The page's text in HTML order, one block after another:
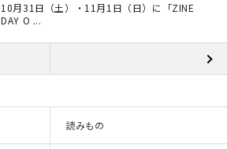
10月31日（土）・11月1日（日）に「ZINE
DAY O ...
読みもの